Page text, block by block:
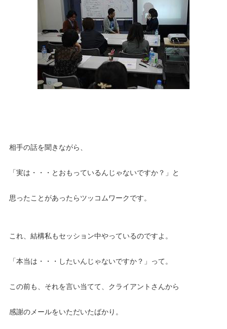
相手の話を聞きながら、
「実は・・・とおもっているんじゃないですか？」と
思ったことがあったらツッコムワークです。
これ、結構私もセッション中やっているのですよ。
「本当は・・・したいんじゃないですか？」って。
この前も、それを言い当てて、クライアントさんから
感謝のメールをいただいたばかり。